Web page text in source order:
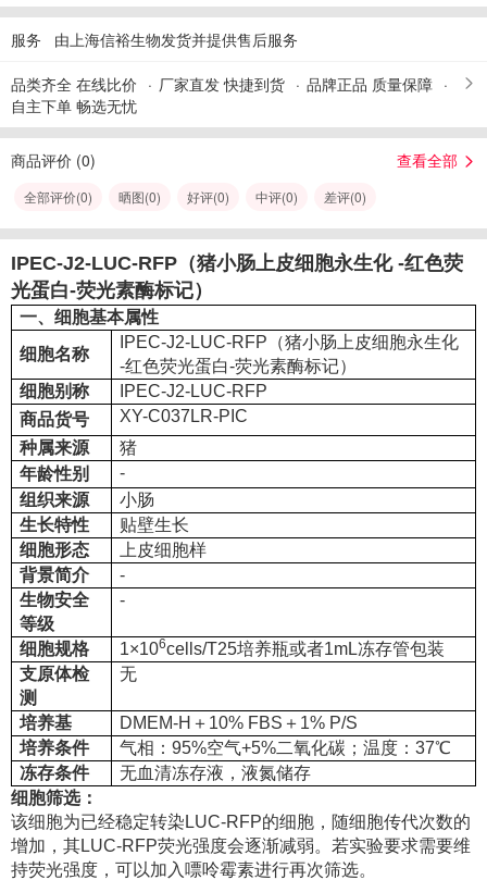
服务 由上海信裕生物发货并提供售后服务
品类齐全 在线比价 厂家直发 快捷到货
品牌正品 质量保障
自主下单 畅选无忧
商品评价 (0) 查看全部
全部评价(0) 晒图(0) 好评(0) 中评(0) 差评(0)
IPEC-J2-LUC-RFP（猪小肠上皮细胞永生化 -红色荧
光蛋白-荧光素酶标记）
一、细胞基本属性
细胞名称
IPEC-J2-LUC-RFP（猪小肠上皮细胞永生化
-红色荧光蛋白-荧光素酶标记）
细胞别称
IPEC-J2-LUC-RFP
商品货号
XY-C037LR-PIC
种属来源
猪
年龄性别
-
组织来源
小肠
生长特性
贴壁生长
细胞形态
上皮细胞样
背景简介
-
生物安全
等级
-
细胞规格 1×106cells/T25培养瓶或者1mL冻存管包装
支原体检
测
无
培养基
DMEM-H＋10% FBS＋1% P/S
培养条件
气相：95%空气+5%二氧化碳；温度：37℃
冻存条件
无血清冻存液，液氮储存
细胞筛选：
该细胞为已经稳定转染LUC-RFP的细胞，随细胞传代次数的
增加，其LUC-RFP荧光强度会逐渐减弱。若实验要求需要维
持荧光强度，可以加入嘌呤霉素进行再次筛选。